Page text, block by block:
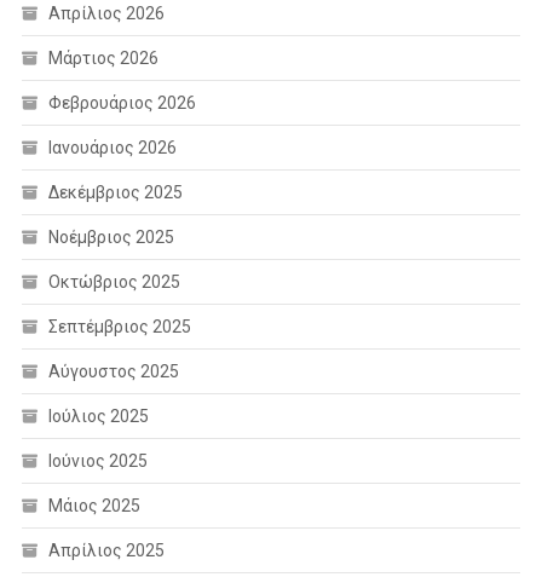
Απρίλιος 2026
Μάρτιος 2026
Φεβρουάριος 2026
Ιανουάριος 2026
Δεκέμβριος 2025
Νοέμβριος 2025
Οκτώβριος 2025
Σεπτέμβριος 2025
Αύγουστος 2025
Ιούλιος 2025
Ιούνιος 2025
Μάιος 2025
Απρίλιος 2025